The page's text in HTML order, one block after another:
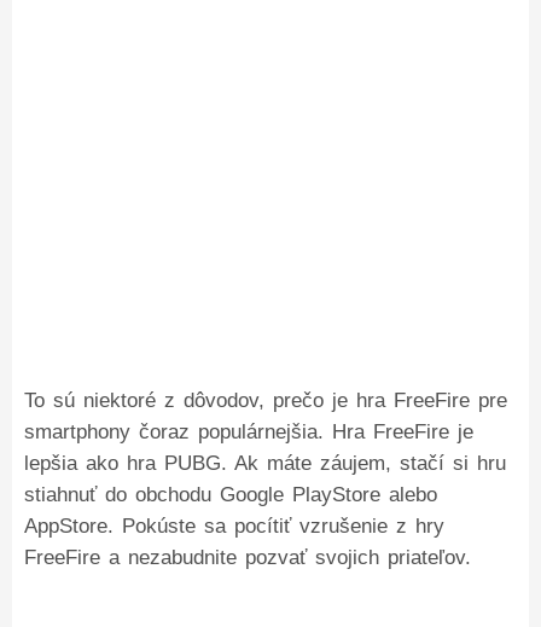
To sú niektoré z dôvodov, prečo je hra FreeFire pre
smartphony čoraz populárnejšia. Hra FreeFire je
lepšia ako hra PUBG. Ak máte záujem, stačí si hru
stiahnuť do obchodu Google PlayStore alebo
AppStore. Pokúste sa pocítiť vzrušenie z hry
FreeFire a nezabudnite pozvať svojich priateľov.